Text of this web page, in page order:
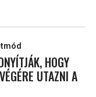
HOGY
UTAZNI A